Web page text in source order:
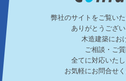
弊社のサイトをご覧いた
ありがとうござい
木造建築にお
ご相談・ご
全てに対応いたし
お気軽にお問合せく